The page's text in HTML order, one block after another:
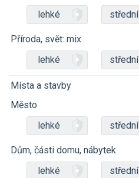
lehké
střední
Příroda, svět: mix
lehké
střední
Místa a stavby
Město
lehké
střední
Dům, části domu, nábytek
lehké
střední